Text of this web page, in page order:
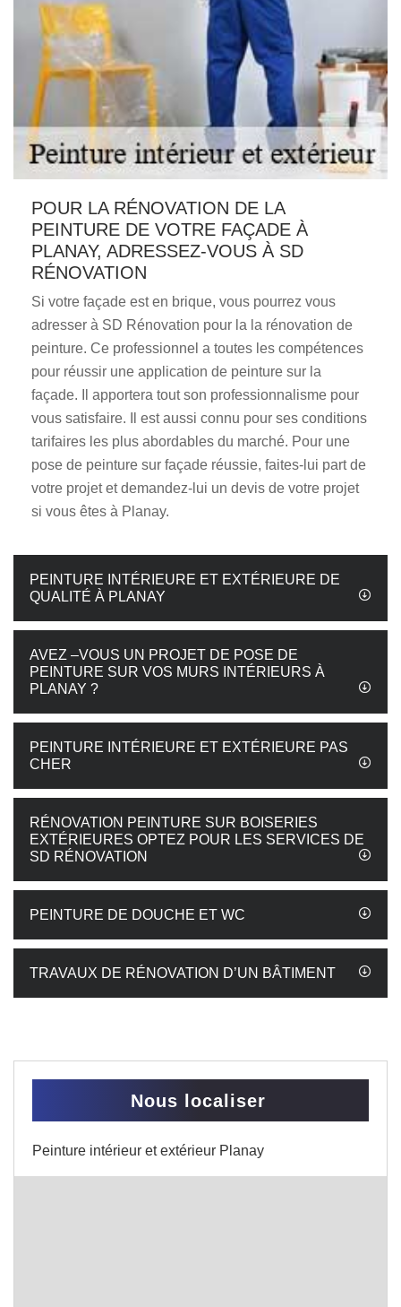
POUR LA RÉNOVATION DE LA
PEINTURE DE VOTRE FAÇADE À
PLANAY, ADRESSEZ-VOUS À SD
RÉNOVATION
Si votre façade est en brique, vous pourrez vous
adresser à SD Rénovation pour la la rénovation de
peinture. Ce professionnel a toutes les compétences
pour réussir une application de peinture sur la
façade. Il apportera tout son professionnalisme pour
vous satisfaire. Il est aussi connu pour ses conditions
tarifaires les plus abordables du marché. Pour une
pose de peinture sur façade réussie, faites-lui part de
votre projet et demandez-lui un devis de votre projet
si vous êtes à Planay.
PEINTURE INTÉRIEURE ET EXTÉRIEURE DE
QUALITÉ À PLANAY
AVEZ –VOUS UN PROJET DE POSE DE
PEINTURE SUR VOS MURS INTÉRIEURS À
PLANAY ?
PEINTURE INTÉRIEURE ET EXTÉRIEURE PAS
CHER
RÉNOVATION PEINTURE SUR BOISERIES
EXTÉRIEURES OPTEZ POUR LES SERVICES DE
SD RÉNOVATION
PEINTURE DE DOUCHE ET WC
TRAVAUX DE RÉNOVATION D’UN BÂTIMENT
Nous localiser
Peinture intérieur et extérieur Planay